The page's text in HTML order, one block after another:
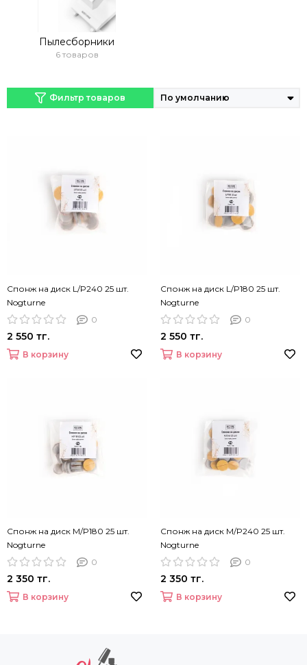
Пылесборники
6 товаров
Фильтр товаров
Спонж на диск L/P240 25 шт.
Nogturne
0
2 550 тг.
В корзину
Спонж на диск L/P180 25 шт.
Nogturne
0
2 550 тг.
В корзину
Спонж на диск M/P180 25 шт.
Nogturne
0
2 350 тг.
В корзину
Спонж на диск M/P240 25 шт.
Nogturne
0
2 350 тг.
В корзину